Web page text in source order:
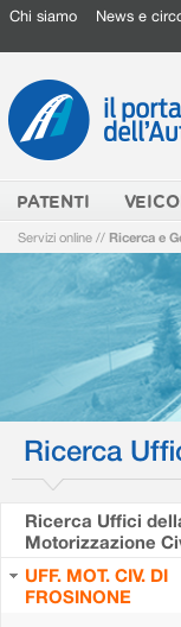
Chi siamo News e
PATENTI
Servizi online // Ricerca e
Ricerca
Ricerca Uffici
Motorizzazione
UFF. MOT. CIV. DI
FROSINONE